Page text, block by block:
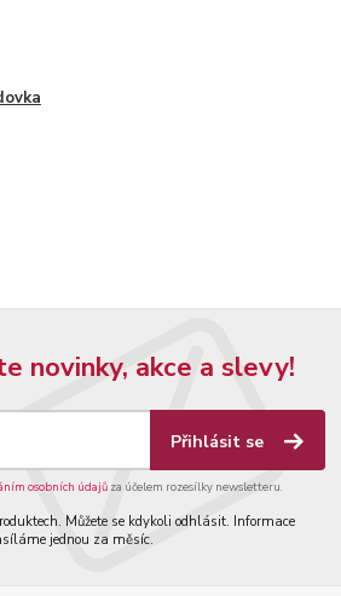
novinky, akce a slevy!
Přihlásit se
osobních údajůza účelem rozesílky newsletteru.
Můžete se kdykoli odhlásit. Informace
jednou za měsíc.